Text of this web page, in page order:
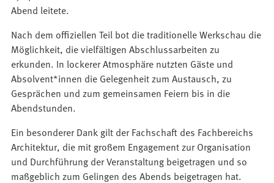
Abend leitete.
Nach dem offiziellen Teil bot die traditionelle Werkschau die
Möglichkeit, die vielfältigen Abschlussarbeiten zu
erkunden. In lockerer Atmosphäre nutzten Gäste und
Absolvent*innen die Gelegenheit zum Austausch, zu
Gesprächen und zum gemeinsamen Feiern bis in die
Abendstunden.
Ein besonderer Dank gilt der Fachschaft des Fachbereichs
Architektur, die mit großem Engagement zur Organisation
und Durchführung der Veranstaltung beigetragen und so
maßgeblich zum Gelingen des Abends beigetragen hat.